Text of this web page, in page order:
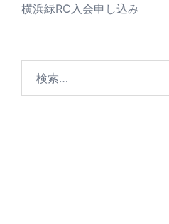
横浜緑RC入会申し込み